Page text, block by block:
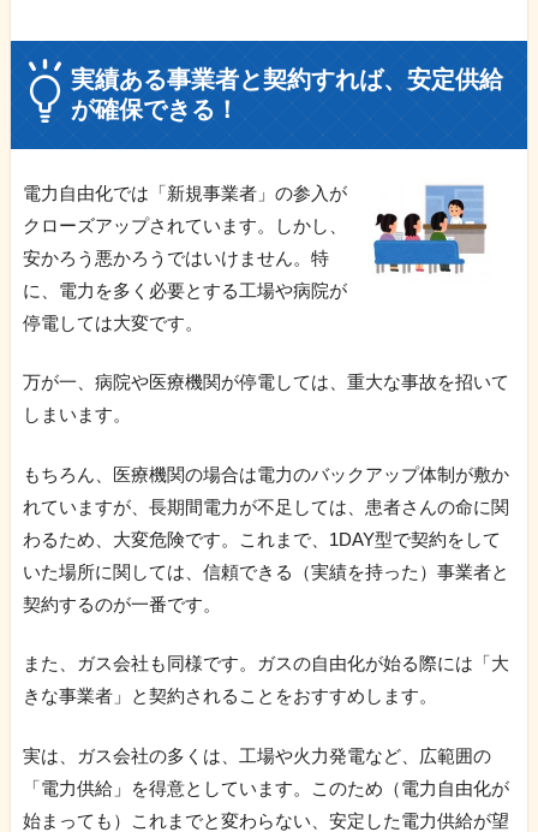
実績ある事業者と契約すれば、安定供給
が確保できる！
電力自由化では「新規事業者」の参入が
クローズアップされています。しかし、
安かろう悪かろうではいけません。特
に、電力を多く必要とする工場や病院が
停電しては大変です。
万が一、病院や医療機関が停電しては、重大な事故を招いて
しまいます。
もちろん、医療機関の場合は電力のバックアップ体制が敷か
れていますが、長期間電力が不足しては、患者さんの命に関
わるため、大変危険です。これまで、1DAY型で契約をして
いた場所に関しては、信頼できる（実績を持った）事業者と
契約するのが一番です。
また、ガス会社も同様です。ガスの自由化が始る際には「大
きな事業者」と契約されることをおすすめします。
実は、ガス会社の多くは、工場や火力発電など、広範囲の
「電力供給」を得意としています。このため（電力自由化が
始まっても）これまでと変わらない、安定した電力供給が望